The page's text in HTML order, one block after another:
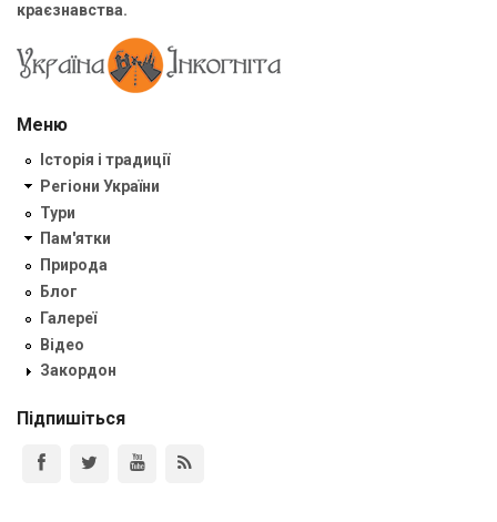
краєзнавства.
Меню
Історія і традиції
Регіони України
Тури
Пам'ятки
Природа
Блог
Галереї
Відео
Закордон
Підпишіться